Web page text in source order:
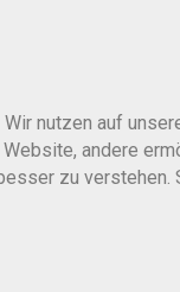
Wir nutzen auf
Website, andere
zu verstehen.